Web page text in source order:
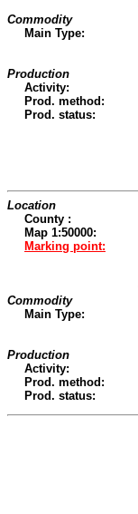
Commodity
Main Type:
Production
Activity:
Prod. method:
Prod. status:
Location
County :
Map 1:50000:
Marking point:
Commodity
Main Type:
Production
Activity:
Prod. method:
Prod. status: